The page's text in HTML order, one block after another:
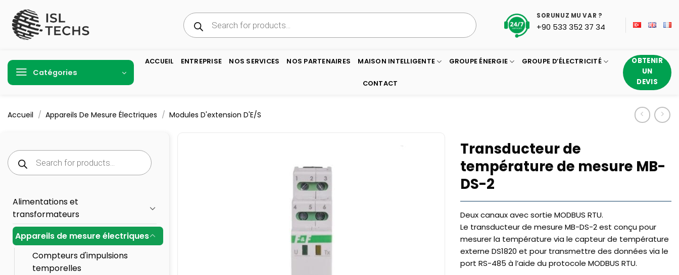
contenu
Recherche
de
produits
SORUNUZ MU VAR ?
+90 533 352 37 34
Catégories
ACCUEIL ENTREPRISE NOS SERVICES NOS PARTENAIRES MAISON INTELLIGENTE GROUPE ÉNERGIE GROUPE D’ÉLECTRICITÉ
CONTACT
OBTENIR
UN
DEVIS
Accueil / Appareils De Mesure Électriques / Modules D'extension D'E/S
Transducteur de
température de mesure MB-
DS-2
Deux canaux avec sortie MODBUS RTU.
Le transducteur de mesure MB-DS-2 est conçu pour
mesurer la température via le capteur de température
externe DS1820 et pour transmettre des données via le
port RS-485 à l’aide du protocole MODBUS RTU.
Recherche
de
produits
Alimentations et
transformateurs
Appareils de mesure électriques
Compteurs d'impulsions
temporelles